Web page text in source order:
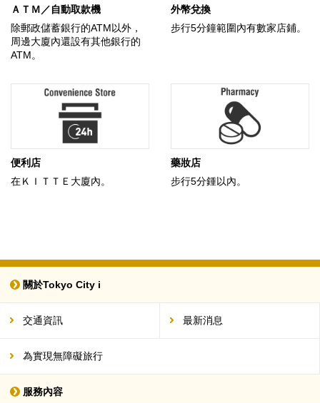
ＡＴＭ／自動取款機
除郵政儲蓄銀行的ATM以外，
周邊大廈內還設有其他銀行的
ATM。
外幣兌換
步行5分鐘範圍內有數家店鋪。
便利店
在ＫＩＴＴＥ大廈內。
藥妝店
步行5分鍾以內。
關於Tokyo City i
交通資訊 最新消息
為實現無障礙旅行
服務內容